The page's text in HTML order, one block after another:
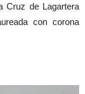
Cruz de Lagartera
con corona